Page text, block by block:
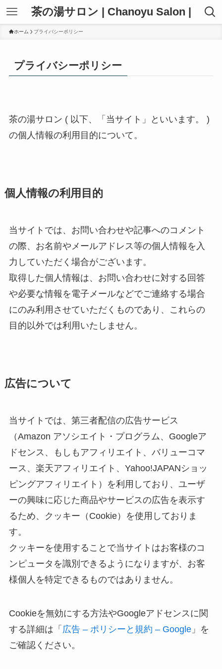
茶の湯サロン | Chanoyu Salon |
ホーム プライバシーポリシー
プライバシーポリシー
茶の湯サロン ( 以下、「当サイト」といいます。 )
の個人情報の利用目的について。
個人情報の利用目的
当サイトでは、お問い合わせや記事へのコメント
の際、お名前やメールアドレス等の個人情報を入
力していただく場合がございます。
取得した個人情報は、お問い合わせに対する回答
や必要な情報を電子メールなどでご連絡する場合
にのみ利用させていただくものであり、これらの
目的以外では利用いたしません。
広告について
当サイトでは、第三者配信の広告サービス
（Amazon アソシエイト・プログラム、Googleア
ドセンス、もしもアフィリエイト、バリューコマ
ース、楽天アフィリエイト、Yahoo!JAPANショッ
ピングアフィリエイト）を利用しており、ユーザ
ーの興味に応じた商品やサービスの広告を表示す
るため、クッキー（Cookie）を使用しておりま
す。
クッキーを使用することで当サイトはお客様のコ
ンピュータを識別できるようになりますが、お客
様個人を特定できるものではありません。
Cookieを無効にする方法やGoogleアドセンスに関
する詳細は「 広告 – ポリシーと規約 – Google」を
ご確認ください。